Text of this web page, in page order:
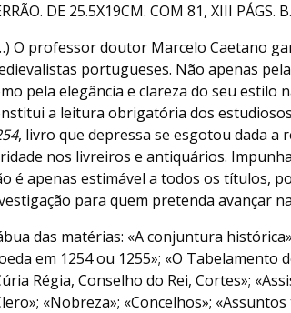
DE 25.5X19CM. COM 81, XIII PÁGS. B.
O professor doutor Marcelo Caetano
portugueses. Não apenas
pela elegância e clareza do seu
a leitura obrigatória dos
, livro que depressa se esgotou dada
nos livreiros e antiquários.
é apenas estimável a todos os títulos,
para quem pretenda avançar
das matérias: «A conjuntura
em 1254 ou 1255»; «O Tabelamento
Régia, Conselho do Rei, Cortes»;
«Nobreza»; «Concelhos»;